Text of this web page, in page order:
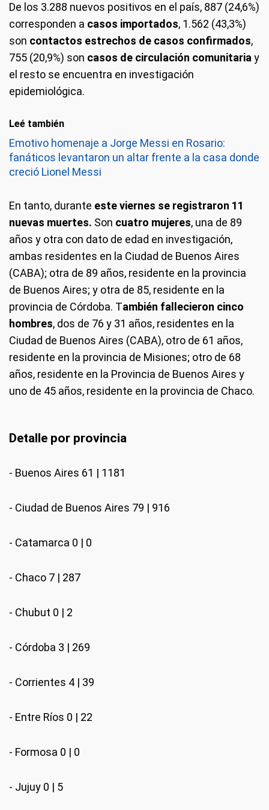
De los 3.288 nuevos positivos en el país, ​887 (24,6%)
corresponden a casos importados, 1.562 (43,3%)
son contactos estrechos de casos confirmados,
755 (20,9%) son casos de circulación comunitaria y
el resto se encuentra en investigación
epidemiológica.
Leé también
Emotivo homenaje a Jorge Messi en Rosario:
fanáticos levantaron un altar frente a la casa donde
creció Lionel Messi
En tanto, durante este viernes se registraron 11
nuevas muertes. Son cuatro mujeres, una de 89
años y otra con dato de edad en investigación,
ambas residentes en la Ciudad de Buenos Aires
(CABA); otra de 89 años, residente en la provincia
de Buenos Aires; y otra de 85, residente en la
provincia de Córdoba. También fallecieron cinco
hombres, dos de 76 y 31 años, residentes en la
Ciudad de Buenos Aires (CABA), otro de 61 años,
residente en la provincia de Misiones; otro de 68
años, residente en la Provincia de Buenos Aires y
uno de 45 años, residente en la provincia de Chaco.
Detalle por provincia
- Buenos Aires 61 | 1181
- Ciudad de Buenos Aires 79 | 916
- Catamarca 0 | 0
- Chaco 7 | 287
- Chubut 0 | 2
- Córdoba 3 | 269
- Corrientes 4 | 39
- Entre Ríos 0 | 22
- Formosa 0 | 0
- Jujuy 0 | 5